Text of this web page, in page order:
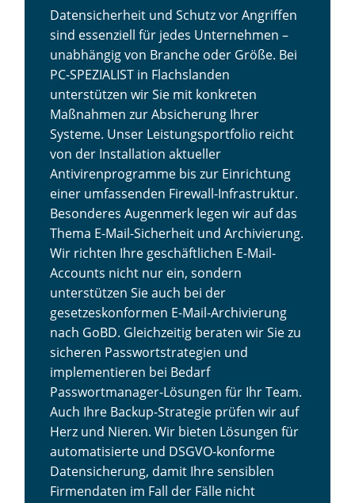
Datensicherheit und Schutz vor Angriffen
sind essenziell für jedes Unternehmen –
unabhängig von Branche oder Größe. Bei
PC-SPEZIALIST in Flachslanden
unterstützen wir Sie mit konkreten
Maßnahmen zur Absicherung Ihrer
Systeme. Unser Leistungsportfolio reicht
von der Installation aktueller
Antivirenprogramme bis zur Einrichtung
einer umfassenden Firewall-Infrastruktur.
Besonderes Augenmerk legen wir auf das
Thema E-Mail-Sicherheit und Archivierung.
Wir richten Ihre geschäftlichen E-Mail-
Accounts nicht nur ein, sondern
unterstützen Sie auch bei der
gesetzeskonformen E-Mail-Archivierung
nach GoBD. Gleichzeitig beraten wir Sie zu
sicheren Passwortstrategien und
implementieren bei Bedarf
Passwortmanager-Lösungen für Ihr Team.
Auch Ihre Backup-Strategie prüfen wir auf
Herz und Nieren. Wir bieten Lösungen für
automatisierte und DSGVO-konforme
Datensicherung, damit Ihre sensiblen
Firmendaten im Fall der Fälle nicht